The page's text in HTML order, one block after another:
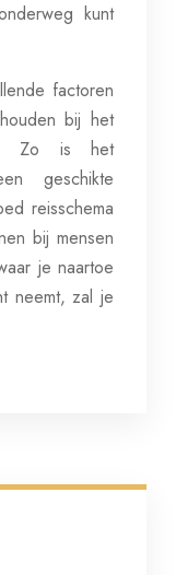
kunt
factoren
bij het
Zo is het
geschikte
reisschema
bij mensen
je naartoe
neemt, zal je